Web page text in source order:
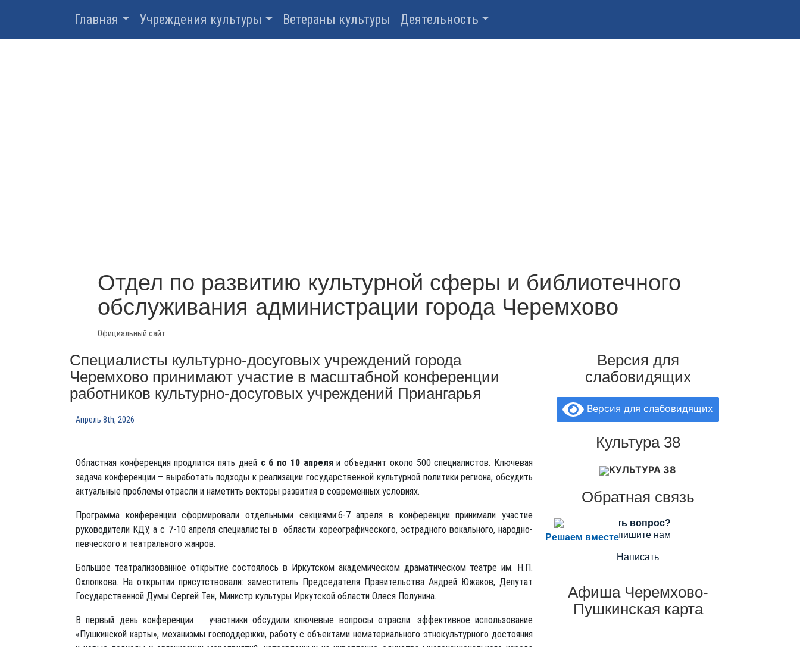
Главная Учреждения культуры Ветераны культуры Деятельность
Отдел по развитию культурной сферы и библиотечного
обслуживания администрации города Черемхово
Официальный сайт
Специалисты культурно-досуговых учреждений города
Черемхово принимают участие в масштабной конференции
работников культурно-досуговых учреждений Приангарья
Апрель 8th, 2026
Областная конференция продлится пять дней с 6 по 10 апреляи объединит около 500 специалистов. Ключевая
задача конференции – выработать подходы к реализации государственной культурной политики региона, обсудить
актуальные проблемы отрасли и наметить векторы развития в современных условиях.
Программа конференции сформировали отдельными секциями:6-7 апреля в конференции принимали участие
руководители КДУ, а с 7-10 апреля специалисты в области хореографического, эстрадного вокального, народно-
певческого и театрального жанров.
Большое театрализованное открытие состоялось в Иркутском академическом драматическом театре им. Н.П.
Охлопкова. На открытии присутствовали: заместитель Председателя Правительства Андрей Южаков, Депутат
Государственной Думы Сергей Тен, Министр культуры Иркутской области Олеся Полунина.
В первый день конференции участники обсудили ключевые вопросы отрасли: эффективное использование
«Пушкинской карты», механизмы господдержки, работу с объектами нематериального этнокультурного достояния
Версия для
слабовидящих
Версия для слабовидящих
Культура 38
КУЛЬТУРА 38
Обратная связь
Решаем вместе
Есть вопрос?
Напишите нам
Написать
Афиша Черемхово-
Пушкинская карта